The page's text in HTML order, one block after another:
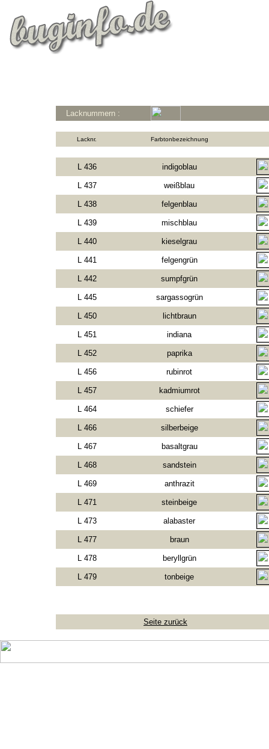
Lacknummern :
Lacknr. Farbtonbezeichnung
L 436 indigoblau
L 437 weißblau
L 438 felgenblau
L 439 mischblau
L 440 kieselgrau
L 441 felgengrün
L 442 sumpfgrün
L 445 sargassogrün
L 450 lichtbraun
L 451 indiana
L 452 paprika
L 456 rubinrot
L 457 kadmiumrot
L 464 schiefer
L 466 silberbeige
L 467 basaltgrau
L 468 sandstein
L 469 anthrazit
L 471 steinbeige
L 473 alabaster
L 477 braun
L 478 beryllgrün
L 479 tonbeige
Seite zurück